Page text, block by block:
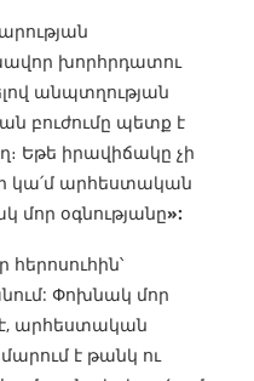
խորհրդատու
անպտղության
բուժումը պետք է
Եթե իրավիճակը չի
կա՛մ արհեստական
մոր օգնությանը»:
հերոսուհին՝
Փոխնակ մոր
արհեստական
է թանկ ու